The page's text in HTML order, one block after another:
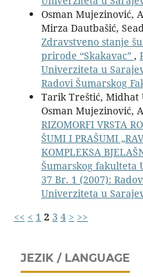
Osman Mujezinović,
Mirza Dautbašić,
Zdravstveno stanje
prirode “Skakavac” ,
Univerziteta u
Radovi Šumarskog
Tarik Treštić, Midhat
Osman Mujezinović,
RIZOMORFI VRSTA
ŠUMI I PRAŠUMI
KOMPLEKSA
Šumarskog fakulteta
37 Br. 1 (2007):
Univerziteta u
<< < 1 2 3 4 > >>
JEZIK / LANGUAGE